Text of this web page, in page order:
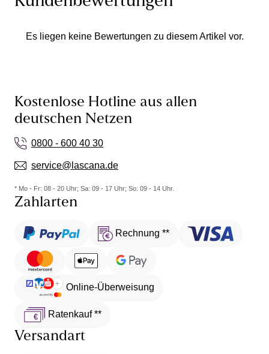
Es liegen keine Bewertungen zu diesem Artikel vor.
Kostenlose Hotline aus allen
deutschen Netzen
0800 - 600 40 30
service@lascana.de
* Mo - Fr: 08 - 20 Uhr; Sa: 09 - 17 Uhr; So: 09 - 14 Uhr.
Zahlarten
Rechnung **
Online-Überweisung
Ratenkauf **
Versandart